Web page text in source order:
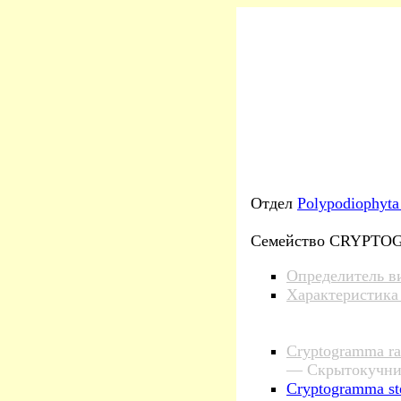
Отдел
Семейство
Определитель
Cryptogramma
—
Cryptogramma